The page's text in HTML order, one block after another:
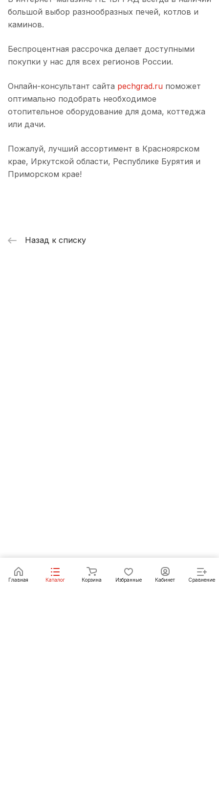
Под заказ
большой выбор разнообразных печей, котлов и
каминов.
Беспроцентная рассрочка делает доступными
покупки у нас для всех регионов России.
Онлайн-консультант сайта pechgrad.ru поможет
оптимально подобрать необходимое
отопительное оборудование для дома, коттеджа
или дачи.
Пожалуй, лучший ассортимент в Красноярском
крае, Иркутской области, Республике Бурятия и
Приморском крае!
Назад к списку
Главная Каталог Корзина Избранные Кабинет Сравнение